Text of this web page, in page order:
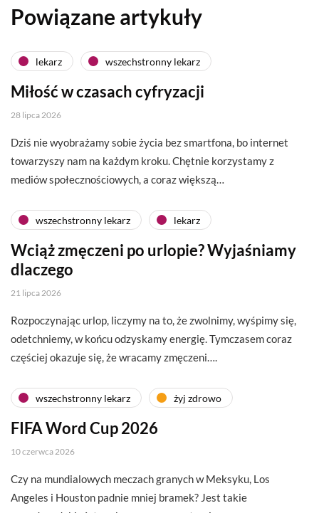
Powiązane artykuły
lekarz wszechstronny lekarz
Miłość w czasach cyfryzacji
28 lipca 2026
Dziś nie wyobrażamy sobie życia bez smartfona, bo internet
towarzyszy nam na każdym kroku. Chętnie korzystamy z
mediów społecznościowych, a coraz większą…
wszechstronny lekarz lekarz
Wciąż zmęczeni po urlopie? Wyjaśniamy
dlaczego
21 lipca 2026
Rozpoczynając urlop, liczymy na to, że zwolnimy, wyśpimy się,
odetchniemy, w końcu odzyskamy energię. Tymczasem coraz
częściej okazuje się, że wracamy zmęczeni….
wszechstronny lekarz żyj zdrowo
FIFA Word Cup 2026
10 czerwca 2026
Czy na mundialowych meczach granych w Meksyku, Los
Angeles i Houston padnie mniej bramek? Jest takie